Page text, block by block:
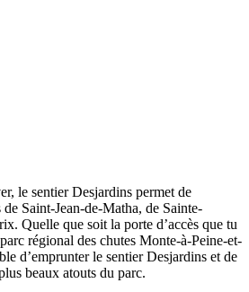
le sentier Desjardins permet de
Saint-Jean-de-Matha, de Sainte-
Quelle que soit la porte d’accès que tu
régional des chutes Monte-à-Peine-et-
d’emprunter le sentier Desjardins et de
beaux atouts du parc.